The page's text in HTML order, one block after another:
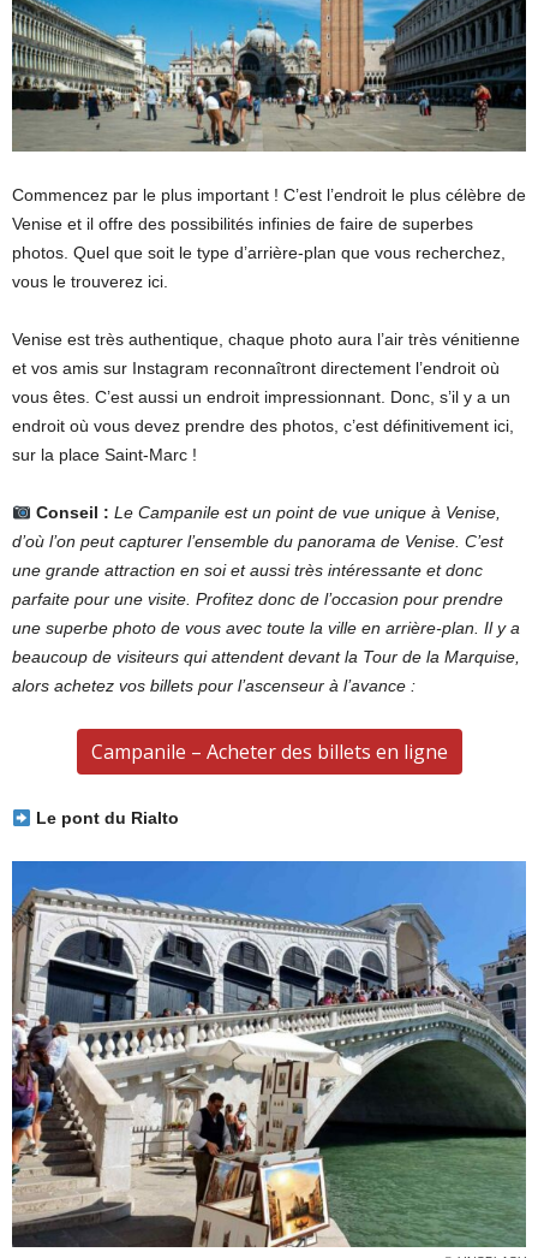
Commencez par le plus important ! C’est l’endroit le plus célèbre de
Venise et il offre des possibilités infinies de faire de superbes
photos. Quel que soit le type d’arrière-plan que vous recherchez,
vous le trouverez ici.
Venise est très authentique, chaque photo aura l’air très vénitienne
et vos amis sur Instagram reconnaîtront directement l’endroit où
vous êtes. C’est aussi un endroit impressionnant. Donc, s’il y a un
endroit où vous devez prendre des photos, c’est définitivement ici,
sur la place Saint-Marc !
Conseil : Le Campanile est un point de vue unique à Venise,
d’où l’on peut capturer l’ensemble du panorama de Venise. C’est
une grande attraction en soi et aussi très intéressante et donc
parfaite pour une visite. Profitez donc de l’occasion pour prendre
une superbe photo de vous avec toute la ville en arrière-plan. Il y a
beaucoup de visiteurs qui attendent devant la Tour de la Marquise,
alors achetez vos billets pour l’ascenseur à l’avance :
Campanile – Acheter des billets en ligne
Le pont du Rialto